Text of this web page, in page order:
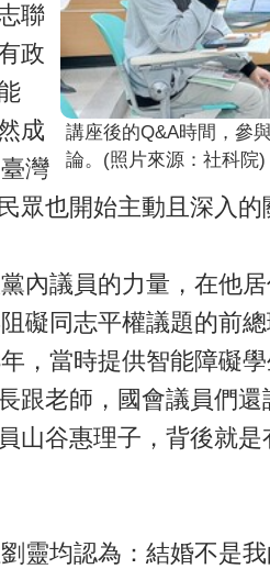
講座後的Q&A時間，參
論。(照片來源：社科院)
聯
政
成
灣
也開始主動且深入的
內議員的力量，在他
礙同志平權議題的前
，當時提供智能障礙
跟老師，國會議員們
山谷惠理子，背後就
靈均認為：結婚不是我